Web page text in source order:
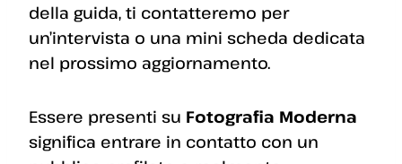
della guida, ti contatteremo per
un’intervista o una mini scheda dedicata
nel prossimo aggiornamento.
Essere presenti su Fotografia Moderna
significa entrare in contatto con un